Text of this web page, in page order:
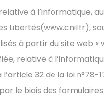
à l’informatique,
Libertés(www.cnil.fr),
à partir du site web
relative à
32 de la loi n°78-
le biais des